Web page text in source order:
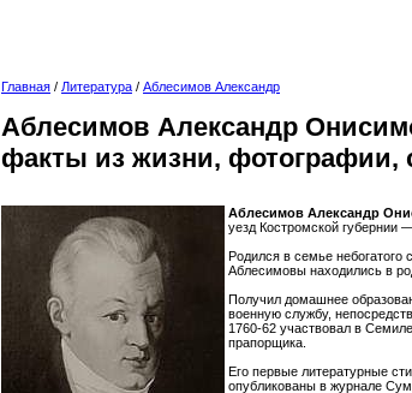
Главная / Литература / Аблесимов Александр
Аблесимов Александр
факты из жизни, фотографии,
Аблесимов Александр
уезд Костромской губернии
Родился в семье
Аблесимовы находились в
Получил домашнее
военную службу,
1760-62 участвовал в
прапорщика.
Его первые литературные
опубликованы в журнале